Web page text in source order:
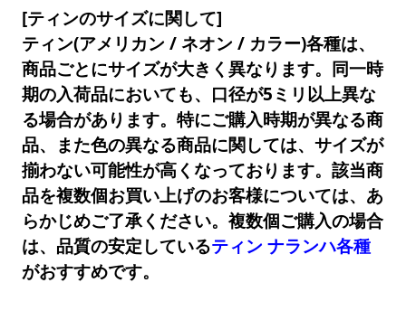
[ティンのサイズに関して]
ティン(アメリカン / ネオン / カラー)各種は、
商品ごとにサイズが大きく異なります。同一時
期の入荷品においても、口径が5ミリ以上異な
る場合があります。特にご購入時期が異なる商
品、また色の異なる商品に関しては、サイズが
揃わない可能性が高くなっております。該当商
品を複数個お買い上げのお客様については、あ
らかじめご了承ください。複数個ご購入の場合
は、品質の安定しているティン ナランハ各種
がおすすめです。